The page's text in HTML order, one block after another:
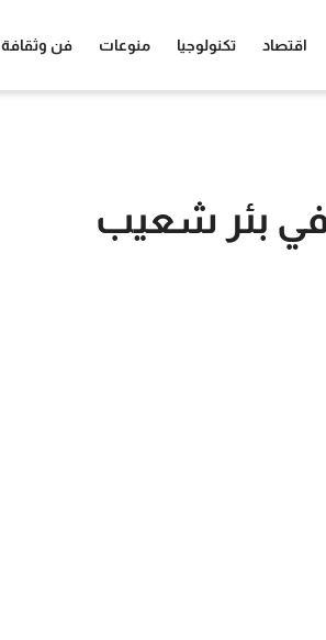
اقتصاد تكنولوجيا منوعات فن وثقافة
في بئر شعيب